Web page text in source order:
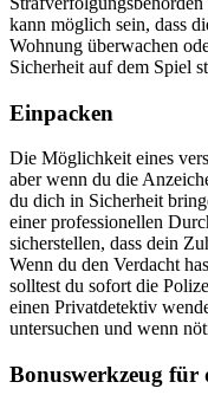
kann möglich sein, dass
Wohnung überwachen
Sicherheit auf dem Spiel
Einpacken
Die Möglichkeit eines
aber wenn du die
du dich in Sicherheit
einer professionellen
sicherstellen, dass dein
Wenn du den Verdacht
solltest du sofort die
einen Privatdetektiv
untersuchen und wenn
Bonuswerkzeug für